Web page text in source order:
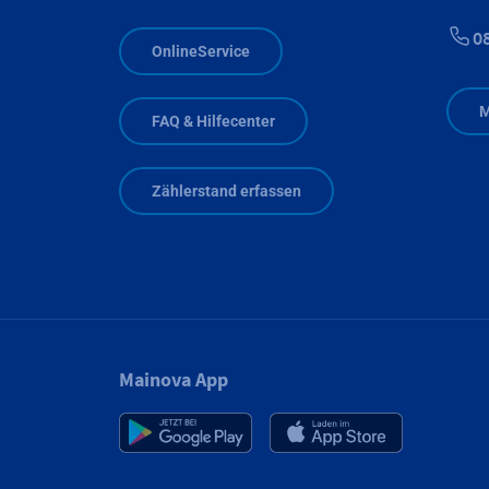
OnlineService
FAQ & Hilfecenter
Zählerstand erfassen
Mainova App